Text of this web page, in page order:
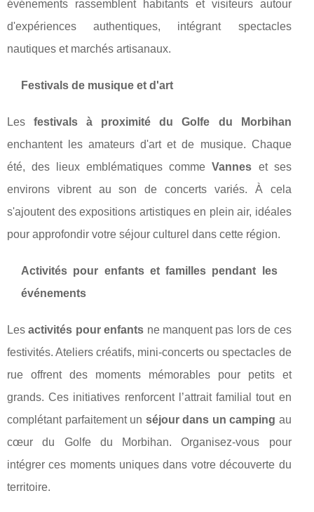
événements rassemblent habitants et visiteurs autour
d'expériences authentiques, intégrant spectacles
nautiques et marchés artisanaux.
Festivals de musique et d'art
Lesfestivals à proximité du Golfe du Morbihan
enchantent les amateurs d'art et de musique. Chaque
été, des lieux emblématiques commeVannes et ses
environs vibrent au son de concerts variés. À cela
s'ajoutent des expositions artistiques en plein air, idéales
pour approfondir votre séjour culturel dans cette région.
Activités pour enfants et familles pendant les
événements
Lesactivités pour enfants ne manquent pas lors de ces
festivités. Ateliers créatifs, mini-concerts ou spectacles de
rue offrent des moments mémorables pour petits et
grands. Ces initiatives renforcent l’attrait familial tout en
complétant parfaitement un séjour dans un camping au
cœur du Golfe du Morbihan. Organisez-vous pour
intégrer ces moments uniques dans votre découverte du
territoire.